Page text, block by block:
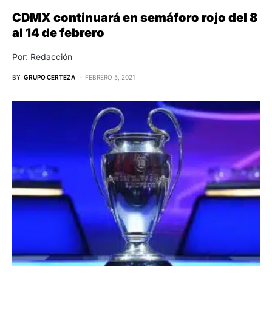
CDMX continuará en semáforo rojo del 8
al 14 de febrero
Por: Redacción
BY GRUPO CERTEZA FEBRERO 5, 2021